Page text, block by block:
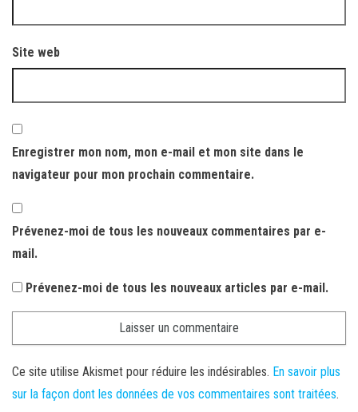
Site web
Enregistrer mon nom, mon e-mail et mon site dans le
navigateur pour mon prochain commentaire.
Prévenez-moi de tous les nouveaux commentaires par e-
mail.
Prévenez-moi de tous les nouveaux articles par e-mail.
Ce site utilise Akismet pour réduire les indésirables. En savoir plus
sur la façon dont les données de vos commentaires sont traitées.